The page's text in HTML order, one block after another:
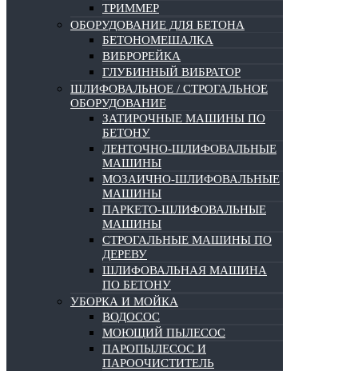
ТРИММЕР
ОБОРУДОВАНИЕ ДЛЯ БЕТОНА
БЕТОНОМЕШАЛКА
ВИБРОРЕЙКА
ГЛУБИННЫЙ ВИБРАТОР
ШЛИФОВАЛЬНОЕ / СТРОГАЛЬНОЕ
ОБОРУДОВАНИЕ
ЗАТИРОЧНЫЕ МАШИНЫ ПО
БЕТОНУ
ЛЕНТОЧНО-ШЛИФОВАЛЬНЫЕ
МАШИНЫ
МОЗАИЧНО-ШЛИФОВАЛЬНЫЕ
МАШИНЫ
ПАРКЕТО-ШЛИФОВАЛЬНЫЕ
МАШИНЫ
СТРОГАЛЬНЫЕ МАШИНЫ ПО
ДЕРЕВУ
ШЛИФОВАЛЬНАЯ МАШИНА
ПО БЕТОНУ
УБОРКА И МОЙКА
ВОДОСОС
МОЮЩИЙ ПЫЛЕСОС
ПАРОПЫЛЕСОС И
ПАРООЧИСТИТЕЛЬ